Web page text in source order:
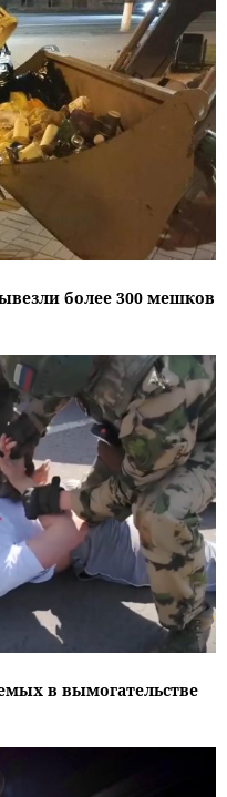
более 300 мешков
в вымогательстве